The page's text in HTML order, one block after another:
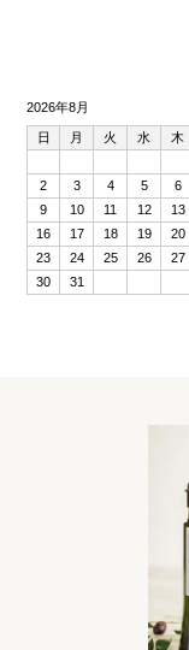
2026年8月
日 月 火 水 木
2
3 4 5 6
9
10 11 12 13
16
17 18 19 20
23
24 25 26 27
30
31